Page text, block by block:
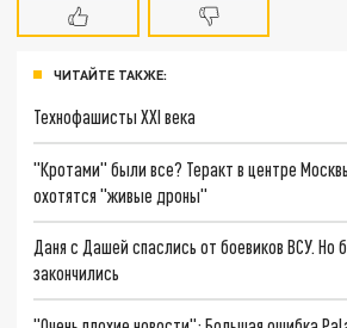
ЧИТАЙТЕ ТАКЖЕ:
Технофашисты XXI века
"Кротами" были все? Теракт в центре
охотятся "живые дроны"
Даня с Дашей спаслись от боевиков ВСУ.
закончились